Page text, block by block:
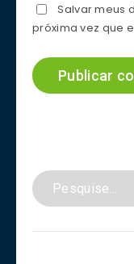
Salvar meus
próxima vez que